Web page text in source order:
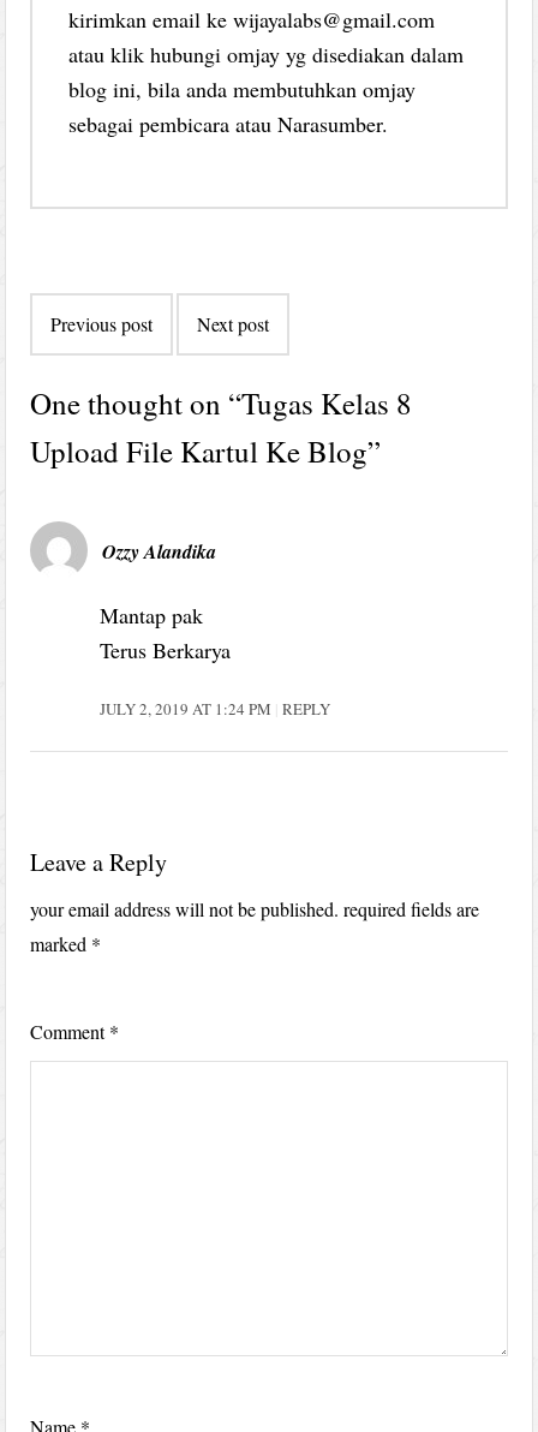
kirimkan email ke wijayalabs@gmail.com
atau klik hubungi omjay yg disediakan dalam
blog ini, bila anda membutuhkan omjay
sebagai pembicara atau Narasumber.
navigation
Previous post Next post
One thought on “Tugas Kelas 8
Upload File Kartul Ke Blog”
Ozzy Alandika
Mantap pak
Terus Berkarya
JULY 2, 2019 AT 1:24 PM REPLY
Leave a Reply
your email address will not be published. required fields are
marked *
Comment*
Name *